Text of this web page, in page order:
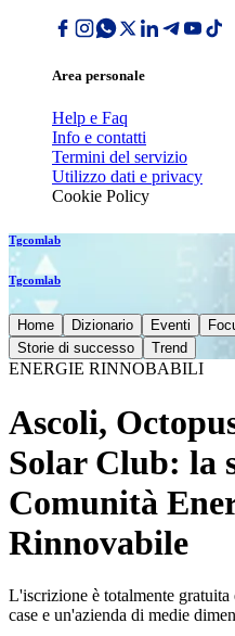
Area personale
Help e Faq
Info e contatti
Termini del servizio
Utilizzo dati e privacy
Cookie Policy
Tgcomlab
Tgcomlab
Home Dizionario Eventi
Storie di successo
Trend
ENERGIE RINNOBABILI
Ascoli,
Solar Club: la
Comunità
Rinnovabile
L'iscrizione è totalmente
case e un'azienda di medie